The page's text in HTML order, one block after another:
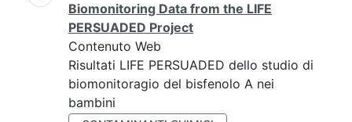
Biomonitoring Data from the LIFE
PERSUADED Project
Contenuto Web
Risultati LIFE PERSUADED dello studio di
biomonitoragio del bisfenolo A nei
bambini